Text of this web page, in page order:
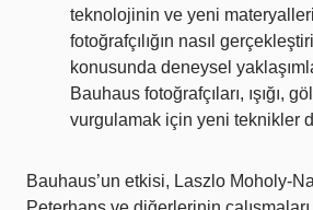
teknolojinin ve yeni
fotoğrafçılığın nasıl
konusunda deneysel
Bauhaus fotoğrafçıları, ışığı,
vurgulamak için yeni teknikler
Bauhaus’un etkisi, Laszlo Moholy-